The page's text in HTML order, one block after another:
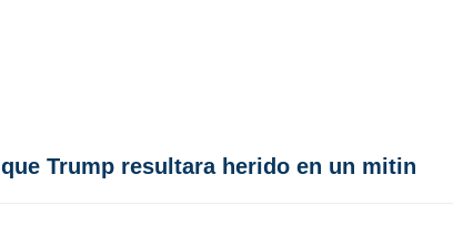
Trump resultara herido en un mitin